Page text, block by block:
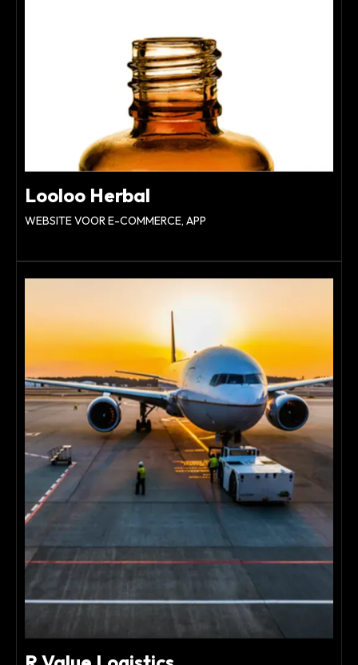
Looloo Herbal
WEBSITE VOOR E-COMMERCE, APP